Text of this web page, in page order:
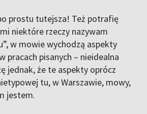
prostu tutejsza! Też potrafię
niektóre rzeczy nazywam
w mowie wychodzą aspekty
pracach pisanych – nieidealna
jednak, że te aspekty oprócz
tu, w Warszawie, mowy,
jestem.